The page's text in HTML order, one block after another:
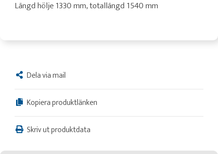
Längd hölje 1330 mm, totallängd 1540 mm
Dela via mail
Kopiera produktlänken
Skriv ut produktdata